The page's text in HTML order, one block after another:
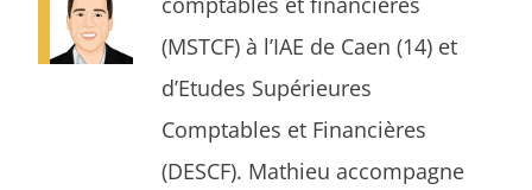
(MSTCF) à l’IAE de Caen (14) et
d’Etudes Supérieures
Comptables et Financières
(DESCF). Mathieu accompagne